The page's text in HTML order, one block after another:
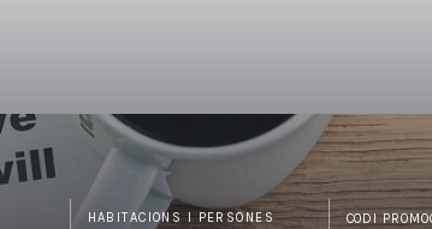
HABITACIONS I PERSONES CODI